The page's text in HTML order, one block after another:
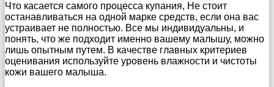
Что касается самого процесса купания, Не стоит
останавливаться на одной марке средств, если она вас
устраивает не полностью. Все мы индивидуальны, и
понять, что же подходит именно вашему малышу, можно
лишь опытным путем. В качестве главных критериев
оценивания используйте уровень влажности и чистоты
кожи вашего малыша.